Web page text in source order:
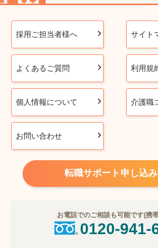
採用ご担当者様へ サイト
よくあるご質問 利用規
個人情報について 介護職
お問い合わせ
転職サポート申し込み
お電話でのご相談も可能です(携
0120-941-